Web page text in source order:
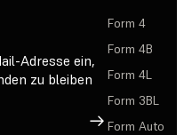
Adresse ein,
zu bleiben
Registrieren
Form 4
Form 4B
Form 4L
Form 3BL
Form Auto